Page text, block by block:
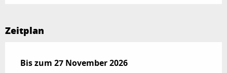
Zeitplan
vom5 August 2026bis zum
Bis zum 27 November 2026